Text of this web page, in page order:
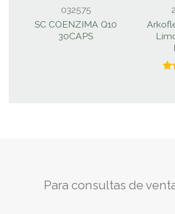
032575
SC COENZIMA Q10
30CAPS
Para consultas de